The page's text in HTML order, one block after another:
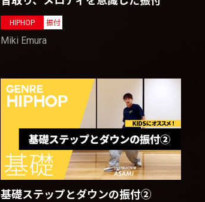
HIPHOP 振付
Miki Emura
基礎ステップとダウンの振付②